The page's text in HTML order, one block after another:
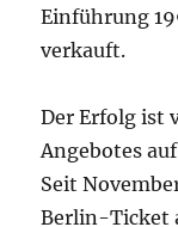
Einführung
verkauft.
Der Erfolg ist
Angebotes
Seit
Berlin-Ticket